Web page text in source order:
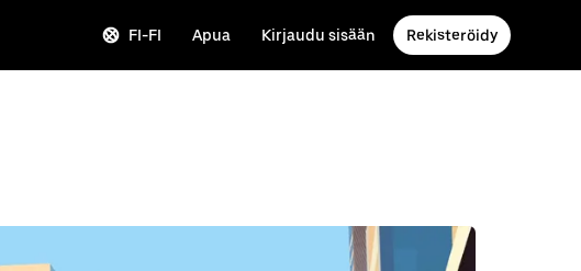
FI-FI Apua Kirjaudu sisään Rekisteröidy